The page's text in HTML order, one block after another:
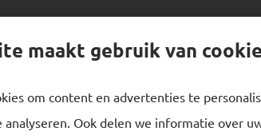
maakt gebruik van
om content en advertenties te
Ook delen we informatie over
Kalsbeek
Nieuws
Referenties